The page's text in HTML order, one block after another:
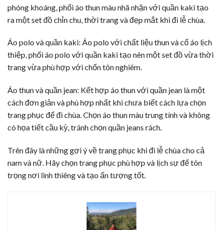
phóng khoáng, phối áo thun màu nhã nhặn với quần kaki tạo
ra một set đồ chỉn chu, thời trang và đẹp mắt khi đi lễ chùa.
Áo polo và quần kaki: Áo polo với chất liệu thun và cổ áo lịch
thiệp, phối áo polo với quần kaki tạo nên một set đồ vừa thời
trang vừa phù hợp với chốn tôn nghiêm.
Áo thun và quần jean: Kết hợp áo thun với quần jean là một
cách đơn giản và phù hợp nhất khi chưa biết cách lựa chọn
trang phục để đi chùa. Chọn áo thun màu trung tính và không
có họa tiết cầu kỳ, tránh chọn quần jeans rách.
Trên đây là những gợi ý về trang phục khi đi lễ chùa cho cả
nam và nữ. Hãy chọn trang phục phù hợp và lịch sự để tôn
trọng nơi linh thiêng và tạo ấn tượng tốt.